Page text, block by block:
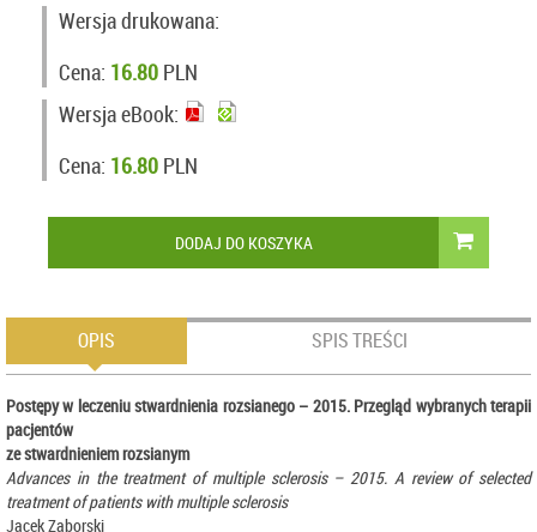
Wersja drukowana:
Cena: 16.80 PLN
Wersja eBook:
Cena: 16.80 PLN
DODAJ DO KOSZYKA
OPIS SPIS TREŚCI
Postępy w leczeniu stwardnienia rozsianego – 2015. Przegląd wybranych terapii
pacjentów
ze stwardnieniem rozsianym
Advances in the treatment of multiple sclerosis – 2015. A review of selected
treatment of patients with multiple sclerosis
Jacek Zaborski